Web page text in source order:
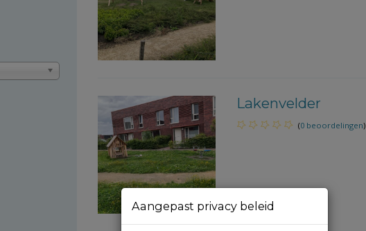
Lakenvelder
(0 beoordelingen)
Aangepast privacy beleid